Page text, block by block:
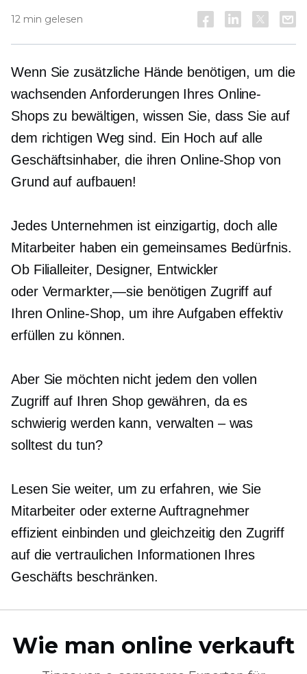
12 min gelesen
Wenn Sie zusätzliche Hände benötigen, um die
wachsenden Anforderungen Ihres Online-
Shops zu bewältigen, wissen Sie, dass Sie auf
dem richtigen Weg sind. Ein Hoch auf alle
Geschäftsinhaber, die ihren Online-Shop von
Grund auf aufbauen!
Jedes Unternehmen ist einzigartig, doch alle
Mitarbeiter haben ein gemeinsames Bedürfnis.
Ob Filialleiter, Designer, Entwickler
oder Vermarkter,—sie benötigen Zugriff auf
Ihren Online-Shop, um ihre Aufgaben effektiv
erfüllen zu können.
Aber Sie möchten nicht jedem den vollen
Zugriff auf Ihren Shop gewähren, da es
schwierig werden kann, verwalten – was
solltest du tun?
Lesen Sie weiter, um zu erfahren, wie Sie
Mitarbeiter oder externe Auftragnehmer
effizient einbinden und gleichzeitig den Zugriff
auf die vertraulichen Informationen Ihres
Geschäfts beschränken.
Wie man online verkauft